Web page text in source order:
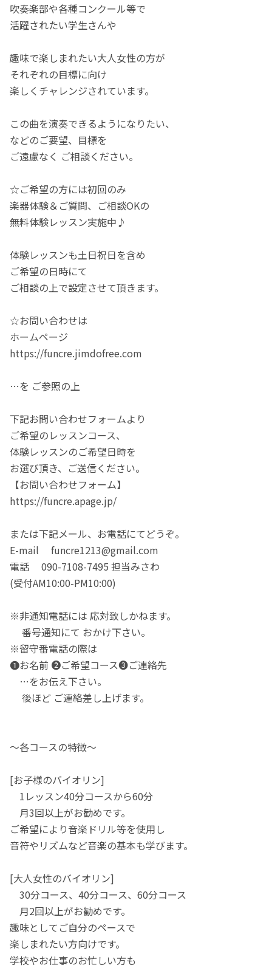
吹奏楽部や各種コンクール等で
活躍されたい学生さんや
趣味で楽しまれたい大人女性の方が
それぞれの目標に向け
楽しくチャレンジされています。
この曲を演奏できるようになりたい、
などのご要望、目標を
ご遠慮なく ご相談ください。
☆ご希望の方には初回のみ
楽器体験＆ご質問、ご相談OKの
無料体験レッスン実施中♪
体験レッスンも土日祝日を含め
ご希望の日時にて
ご相談の上で設定させて頂きます。
☆お問い合わせは
ホームページ
https://funcre.jimdofree.com
…を ご参照の上
下記お問い合わせフォームより
ご希望のレッスンコース、
体験レッスンのご希望日時を
お選び頂き、ご送信ください。
【お問い合わせフォーム】
https://funcre.apage.jp/
または下記メール、お電話にてどうぞ。
E-mail funcre1213@gmail.com
電話 090-7108-7495 担当みさわ
(受付AM10:00-PM10:00)
※非通知電話には 応対致しかねます。
番号通知にて おかけ下さい。
※留守番電話の際は
❶お名前 ❷ご希望コース❸ご連絡先
…をお伝え下さい。
後ほど ご連絡差し上げます。
〜各コースの特徴〜
[お子様のバイオリン]
1レッスン40分コースから60分
月3回以上がお勧めです。
ご希望により音楽ドリル等を使用し
音符やリズムなど音楽の基本も学びます。
[大人女性のバイオリン]
30分コース、40分コース、60分コース
月2回以上がお勧めです。
趣味としてご自分のペースで
楽しまれたい方向けです。
学校やお仕事のお忙しい方も